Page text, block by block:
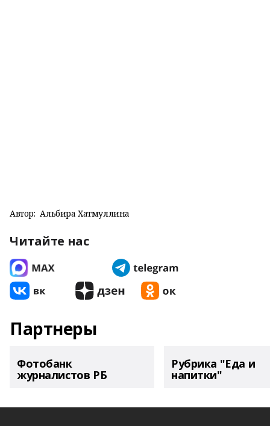
Автор: Альбира Хатмуллина
Читайте нас
Партнеры
Фотобанк
журналистов РБ
Рубрика "Еда и
напитки"